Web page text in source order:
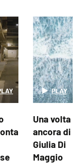
Una volta
ancora di
Giulia Di
Maggio